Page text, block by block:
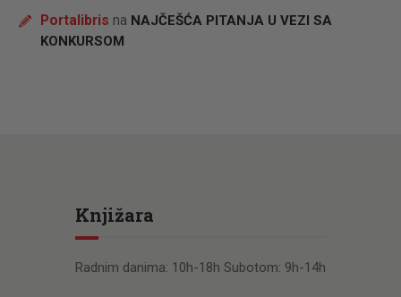
Portalibris na NAJČEŠĆA PITANJA U VEZI SA
KONKURSOM
Knjižara
Radnim danima: 10h-18h Subotom: 9h-14h